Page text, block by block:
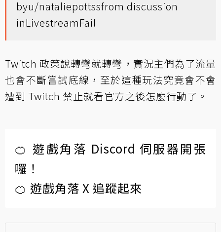
byu/nataliepottssfrom discussion
inLivestreamFail
Twitch 政策說轉彎就轉彎，實況主們為了流量
也會不斷嘗試底線，至於這種玩法究竟會不會
遭到 Twitch 禁止就看官方之後怎麼行動了。
🍊 遊戲角落 Discord 伺服器開張
囉！
🍊 遊戲角落 X 追蹤起來